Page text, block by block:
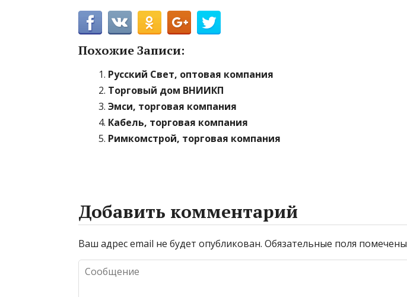
Похожие Записи:
Русский Свет, оптовая компания
Торговый дом ВНИИКП
Эмси, торговая компания
Кабель, торговая компания
Римкомстрой, торговая компания
Добавить комментарий
Ваш адрес email не будет опубликован. Обязательные поля помечены